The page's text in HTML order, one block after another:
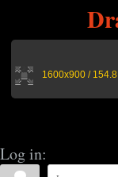
1600x900 /
Log in: